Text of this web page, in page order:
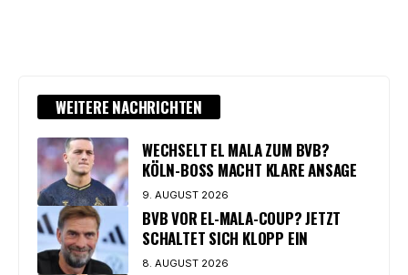
WEITERE NACHRICHTEN
WECHSELT EL MALA ZUM BVB?
KÖLN-BOSS MACHT KLARE ANSAGE
9. AUGUST 2026
BVB VOR EL-MALA-COUP? JETZT
SCHALTET SICH KLOPP EIN
8. AUGUST 2026